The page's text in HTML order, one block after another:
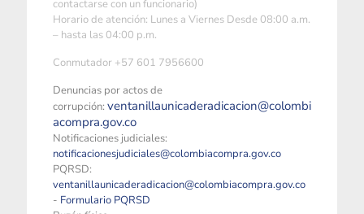
contactarse con un funcionario)
Horario de atención: Lunes a Viernes Desde 08:00 a.m.
– hasta las 04:00 p.m.
Conmutador +57 601 7956600
Denuncias por actos de
corrupción: ventanillaunicaderadicacion@colombi
acompra.gov.co
Notificaciones judiciales:
notificacionesjudiciales@colombiacompra.gov.co
PQRSD:
ventanillaunicaderadicacion@colombiacompra.gov.co
- Formulario PQRSD